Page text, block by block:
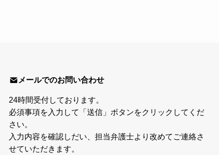
メールでのお問い合わせ
24時間受付しております。
必須事項を入力して「送信」ボタンをクリックしてくだ
さい。
入力内容を確認しだい、担当弁護士より改めてご連絡さ
せていただきます。